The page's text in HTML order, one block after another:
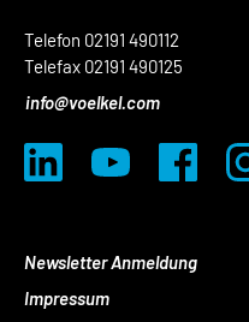
Telefon 02191 490112
Telefax 02191 490125
info@voelkel.com
Newsletter Anmeldung
Impressum